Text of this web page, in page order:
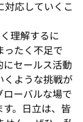
対応していくこ
理解するに
ったく不足で
にセールス活動
くような挑戦が
ローバルな場で
。日立は、皆